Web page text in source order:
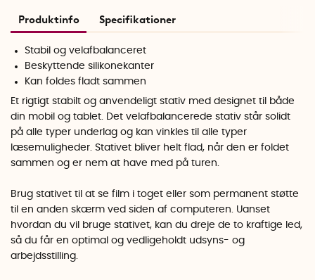
Produktinfo Specifikationer
Stabil og velafbalanceret
Beskyttende silikonekanter
Kan foldes fladt sammen
Et rigtigt stabilt og anvendeligt stativ med designet til både
din mobil og tablet. Det velafbalancerede stativ står solidt
på alle typer underlag og kan vinkles til alle typer
læsemuligheder. Stativet bliver helt flad, når den er foldet
sammen og er nem at have med på turen.
Brug stativet til at se film i toget eller som permanent støtte
til en anden skærm ved siden af computeren. Uanset
hvordan du vil bruge stativet, kan du dreje de to kraftige led,
så du får en optimal og vedligeholdt udsyns- og
arbejdsstilling.